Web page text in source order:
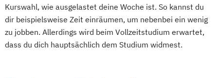
Kurswahl, wie ausgelastet deine Woche ist. So kannst du
dir beispielsweise Zeit einräumen, um nebenbei ein wenig
zu jobben. Allerdings wird beim Vollzeitstudium erwartet,
dass du dich hauptsächlich dem Studium widmest.